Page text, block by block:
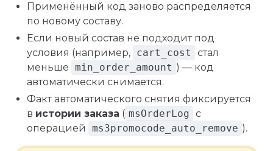
Применённый код заново распределяется
по новому составу.
Если новый состав не подходит под
условия (например, cart_cost
стал
меньше min_order_amount ) — код
автоматически снимается.
Факт автоматического снятия фиксируется
в истории заказа ( msOrderLog с
операцией
ms3promocode_auto_remove ).